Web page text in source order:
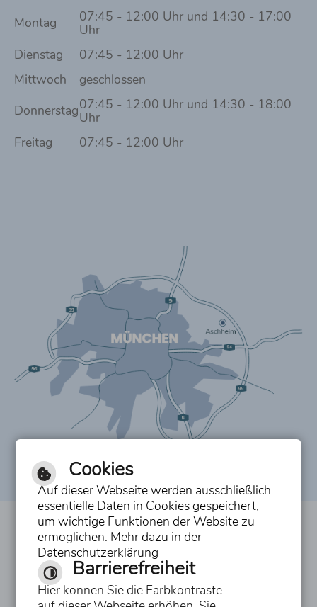
Montag 07:45 - 12:00 Uhr und 14:30 - 17:00
Uhr
Dienstag
07:45 - 12:00 Uhr
Mittwoch
geschlossen
Donnerstag07:45 - 12:00 Uhr und 14:30 - 18:00
Uhr
Freitag
07:45 - 12:00 Uhr
Inhalt
Impressum
Datenschutzerklärung
Cookies
Auf dieser Webseite werden ausschließlich
essentielle Daten in Cookies gespeichert,
um wichtige Funktionen der Website zu
ermöglichen. Mehr dazu in der
Datenschutzerklärung
Barrierefreiheit
Hier können Sie die Farbkontraste